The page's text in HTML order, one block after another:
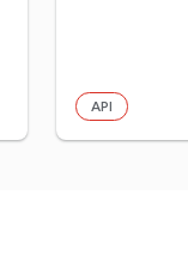
API